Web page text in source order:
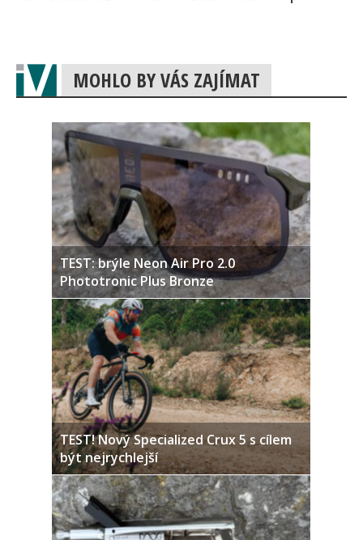
MOHLO BY VÁS ZAJÍMAT
TEST: brýle Neon Air Pro 2.0
Phototronic Plus Bronze
TEST! Nový Specialized Crux 5 s cílem
být nejrychlejší